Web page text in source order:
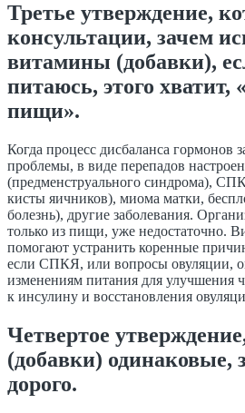
Третье утверждение,
консультации, зачем
витамины (добавки),
питаюсь, этого хватит,
пищи».
Когда процесс дисбаланса гормонов
проблемы, в виде перепадов
(предменструального синдрома),
кисты яичников), миома матки,
болезнь), другие заболевания.
только из пищи, уже недостаточно.
помогают устранить коренные
если СПКЯ, или вопросы овуляции,
изменениям питания для улучшения
к инсулину и восстановления
Четвертое
(добавки) одинаковые,
дорого.